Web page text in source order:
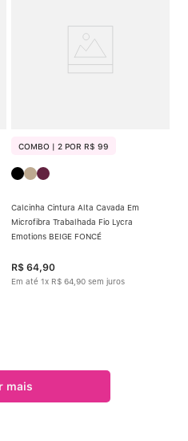
COMBO | 2 POR R$ 99
Calcinha Cintura Alta Cavada Em
Microfibra Trabalhada Fio Lycra
Emotions BEIGE FONCÉ
R$ 64,90
Em até 1x R$ 64 90 sem juros